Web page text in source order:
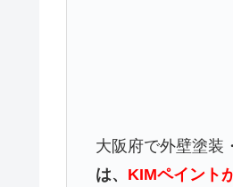
大阪府で外壁塗装
は、 KIMペイント